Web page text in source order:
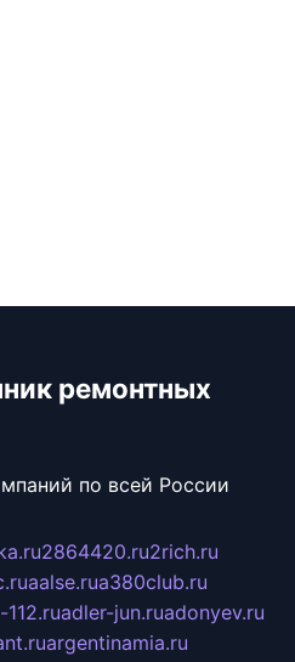
ремонтных
по всей России
2864420.ru2rich.ru
aalse.rua380club.ru
adler-jun.ruadonyev.ru
argentinamia.ru